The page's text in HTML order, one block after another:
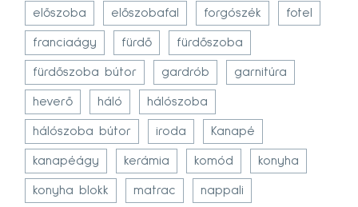
előszoba előszobafal forgószék fotel
franciaágy fürdő fürdőszoba
fürdőszoba bútor gardrób garnitúra
heverő háló hálószoba
hálószoba bútor iroda Kanapé
kanapéágy kerámia komód konyha
konyha blokk matrac nappali